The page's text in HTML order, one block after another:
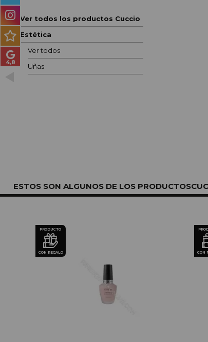
HOMBRES
MÉTODO CURLY
PACKS DE REGALO
Ver todos los productos Cuccio
Estética
Ver todos
Uñas
ESTOS SON ALGUNOS DE LOS
PRODUCTO
CON REGALO CON